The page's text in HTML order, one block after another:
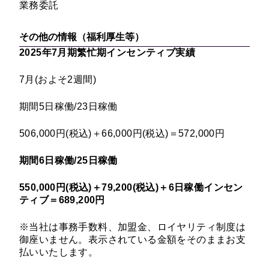
業務委託
その他の情報（福利厚生等）
2025年7月期繁忙期インセンティブ実績
7月(およそ2週間)
期間5日稼働/23日稼働
506,000円(税込)＋66,000円(税込)＝572,000円
期間6日稼働/25日稼働
550,000円(税込)＋79,200(税込)＋6日稼働インセン
ティブ＝689,200円
※当社は事務手数料、加盟金、ロイヤリティ制度は
御座いません。表示されている金額をそのままお支
払いいたします。